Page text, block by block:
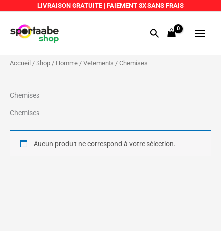
contenu
LIVRAISON GRATUITE | PAIEMENT 3X SANS FRAIS
RechercherMenu
Accueil / Shop / Homme / Vetements / Chemises
Chemises
Chemises
Aucun produit ne correspond à votre sélection.